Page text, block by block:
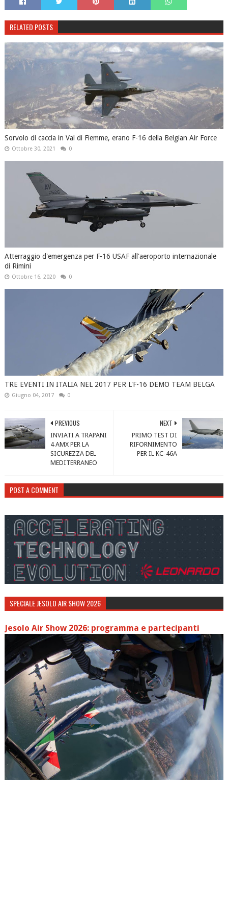
RELATED POSTS
Sorvolo di caccia in Val di Fiemme, erano F-16 della Belgian Air Force
Ottobre 30, 2021 0
Atterraggio d'emergenza per F-16 USAF all'aeroporto internazionale
di Rimini
Ottobre 16, 2020 0
TRE EVENTI IN ITALIA NEL 2017 PER L'F-16 DEMO TEAM BELGA
Giugno 04, 2017 0
NEXT
PRIMO TEST DI
RIFORNIMENTO
PER IL KC-46A
PREVIOUS
INVIATI A TRAPANI
4 AMX PER LA
SICUREZZA DEL
MEDITERRANEO
POST A COMMENT
SPECIALE JESOLO AIR SHOW 2026
Jesolo Air Show 2026: programma e partecipanti